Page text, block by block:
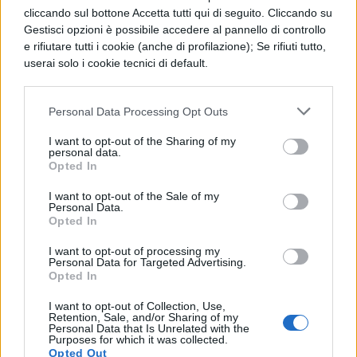
cliccando sul bottone Accetta tutti qui di seguito. Cliccando su
Gestisci opzioni è possibile accedere al pannello di controllo
e rifiutare tutti i cookie (anche di profilazione); Se rifiuti tutto,
userai solo i cookie tecnici di default.
Personal Data Processing Opt Outs
I want to opt-out of the Sharing of my
personal data.
Opted In
I want to opt-out of the Sale of my
Personal Data.
Opted In
I want to opt-out of processing my
Personal Data for Targeted Advertising.
Opted In
I want to opt-out of Collection, Use,
Retention, Sale, and/or Sharing of my
Personal Data that Is Unrelated with the
Purposes for which it was collected.
Opted Out
redditi, consentendo così al personale
scolastico di valutare preventivamente la
propria situazione fiscale.
Gli obiettivi del governo per
il settore scolastico
Il taglio del cuneo fiscale rappresenta una
il potere d’acquisto dei lavoratori senza
gravare sulle casse dello Stato o sui datori
di lavoro. Attraverso questa riduzione del
prelievo contributivo e fiscale, il governo